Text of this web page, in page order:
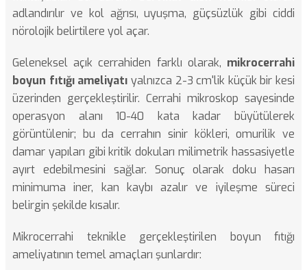
adlandırılır ve kol ağrısı, uyuşma, güçsüzlük gibi ciddi
nörolojik belirtilere yol açar.
Geleneksel açık cerrahiden farklı olarak, mikrocerrahi
boyun fıtığı ameliyatı yalnızca 2-3 cm'lik küçük bir kesi
üzerinden gerçekleştirilir. Cerrahi mikroskop sayesinde
operasyon alanı 10-40 kata kadar büyütülerek
görüntülenir; bu da cerrahın sinir kökleri, omurilik ve
damar yapıları gibi kritik dokuları milimetrik hassasiyetle
ayırt edebilmesini sağlar. Sonuç olarak doku hasarı
minimuma iner, kan kaybı azalır ve iyileşme süreci
belirgin şekilde kısalır.
Mikrocerrahi teknikle gerçekleştirilen boyun fıtığı
ameliyatının temel amaçları şunlardır: